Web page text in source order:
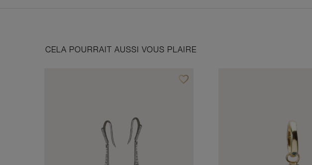
CELA POURRAIT AUSSI VOUS PLAIRE
favorite_borderAjouter à vos favoris